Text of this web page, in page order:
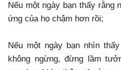
Nếu một ngày bạn thấy rằng
ứng của họ chậm hơn rồi;
Nếu một ngày bạn nhìn
không ngừng, đừng lầm